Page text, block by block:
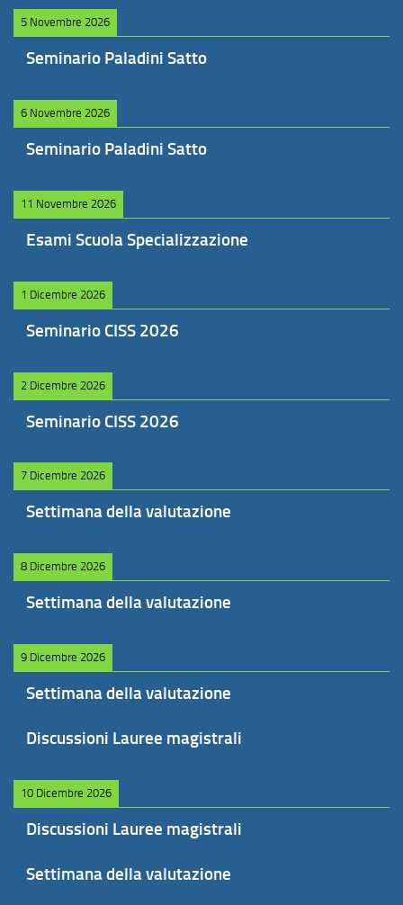
5 Novembre 2026
Seminario Paladini Satto
6 Novembre 2026
Seminario Paladini Satto
11 Novembre 2026
Esami Scuola Specializzazione
1 Dicembre 2026
Seminario CISS 2026
2 Dicembre 2026
Seminario CISS 2026
7 Dicembre 2026
Settimana della valutazione
8 Dicembre 2026
Settimana della valutazione
9 Dicembre 2026
Settimana della valutazione
Discussioni Lauree magistrali
10 Dicembre 2026
Discussioni Lauree magistrali
Settimana della valutazione